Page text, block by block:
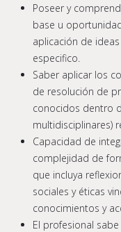
Poseer y
base u
aplicación de
especifico.
Saber aplicar los
de resolución de
conocidos dentro
multidisciplinares)
Capacidad de
complejidad de
que incluya
sociales y éticas
conocimientos y
El profesional